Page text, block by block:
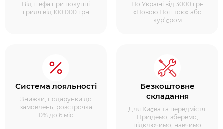
Від шефа при покупці
гриля від 100 000 грн
По Україні від 3000 грн
«Новою Поштою» або
кур’єром
Система лояльності
Знижки, подарунки до
замовлень, розстрочка
0% до 6 міс
Безкоштовне
складання
Для Києва та передмістя.
Приїдемо, зберемо,
підключимо, навчимо